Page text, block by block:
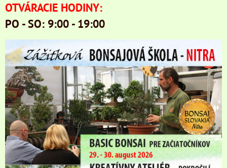
OTVÁRACIE HODINY:
PO - SO: 9:00 - 19:00